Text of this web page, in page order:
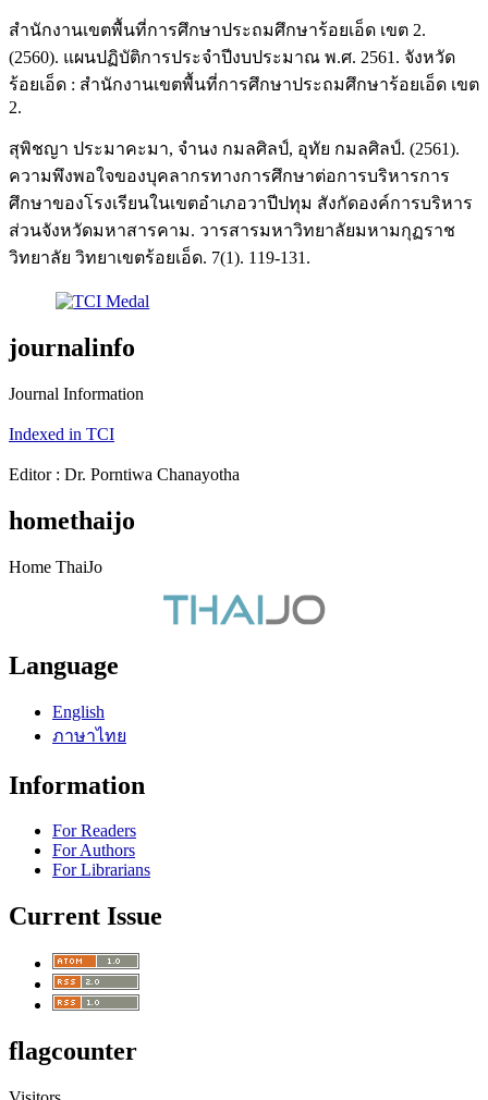
สำนักงานเขตพื้นที่การศึกษาประถมศึกษาร้อยเอ็ด เขต 2.
(2560). แผนปฏิบัติการประจำปีงบประมาณ พ.ศ. 2561. จังหวัด
ร้อยเอ็ด : สำนักงานเขตพื้นที่การศึกษาประถมศึกษาร้อยเอ็ด เขต
2.
สุพิชญา ประมาคะมา, จำนง กมลศิลป์, อุทัย กมลศิลป์. (2561).
ความพึงพอใจของบุคลากรทางการศึกษาต่อการบริหารการ
ศึกษาของโรงเรียนในเขตอำเภอวาปีปทุม สังกัดองค์การบริหาร
ส่วนจังหวัดมหาสารคาม. วารสารมหาวิทยาลัยมหามกุฏราช
วิทยาลัย วิทยาเขตร้อยเอ็ด. 7(1). 119-131.
journalinfo
Journal Information
Indexed in TCI
Editor : Dr. Porntiwa Chanayotha
homethaijo
Home ThaiJo
Language
English
ภาษาไทย
Information
For Readers
For Authors
For Librarians
Current Issue
flagcounter